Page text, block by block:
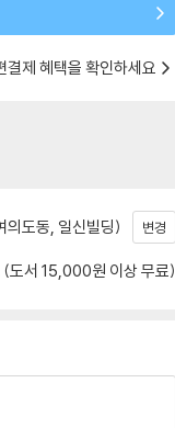
결제 혜택을 확인하세요
의도동, 일신빌딩) 변경
(도서 15,000원 이상 무료)